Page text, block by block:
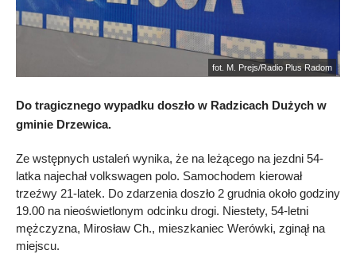
fot. M. Prejs/Radio Plus Radom
Do tragicznego wypadku doszło w Radzicach Dużych w
gminie Drzewica.
Ze wstępnych ustaleń wynika, że na leżącego na jezdni 54-
latka najechał volkswagen polo. Samochodem kierował
trzeźwy 21-latek. Do zdarzenia doszło 2 grudnia około godziny
19.00 na nieoświetlonym odcinku drogi. Niestety, 54-letni
mężczyzna, Mirosław Ch., mieszkaniec Werówki, zginął na
miejscu.